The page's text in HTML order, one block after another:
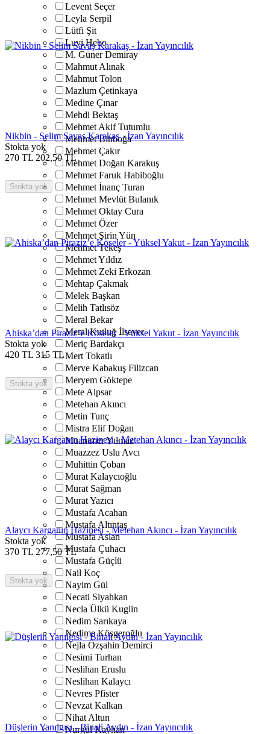
Levent Seçer
Leyla Serpil
Lütfi Şit
Luvi Hebo
M. Güner Demiray
Mahmut Alınak
Mahmut Tolon
Mazlum Çetinkaya
Medine Çınar
Mehdi Bektaş
Mehmet Akif Tutumlu
Mehmet Binboğa
Mehmet Çakır
Mehmet Doğan Karakuş
Mehmet Faruk Habiboğlu
Mehmet İnanç Turan
Mehmet Mevlüt Bulanık
Mehmet Oktay Cura
Mehmet Özer
Mehmet Şirin Yün
Mehmet Tekeş
Mehmet Yıldız
Mehmet Zeki Erkozan
Mehtap Çakmak
Melek Başkan
Melih Tatlısöz
Meral Bekar
Meral Kutluğ İlsever
Meriç Bardakçı
Mert Tokatlı
Merve Kabakuş Filizcan
Meryem Göktepe
Mete Alpsar
Metehan Akıncı
Metin Tunç
Mistra Elif Doğan
Muammer Yılmaz
Muazzez Uslu Avcı
Muhittin Çoban
Murat Kalaycıoğlu
Murat Sağman
Murat Yazıcı
Mustafa Acahan
Mustafa Altıntaş
Mustafa Aslan
Mustafa Çuhacı
Mustafa Güçlü
Nail Koç
Nayim Gül
Necati Siyahkan
Necla Ülkü Kuglin
Nedim Sarıkaya
Nedime Köşgeroğlu
Nejla Özşahin Demirci
Nesimi Turhan
Neslihan Eruslu
Neslihan Kalaycı
Nevres Pfister
Nevzat Kalkan
Nihat Altun
Nurgül Kayhan
Nikbin - Selim Savaş Karakaş - İzan Yayıncılık
Stokta yok
270 TL 202,50 TL
Stokta yok
Ahiska’dan Piraziz’e Köseler - Yüksel Yakut - İzan Yayıncılık
Stokta yok
420 TL 315 TL
Stokta yok
Alaycı Karganın Hazinesi - Metehan Akıncı - İzan Yayıncılık
Stokta yok
370 TL 277,50 TL
Stokta yok
Düşlerin Yanılgısı - Binali Aydın - İzan Yayıncılık